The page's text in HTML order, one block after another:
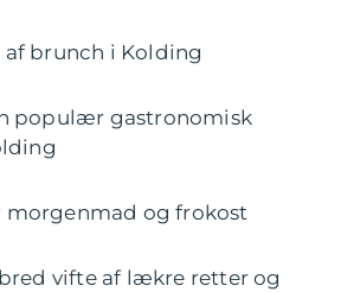
brunch i Kolding
populær gastronomisk
morgenmad og frokost
vifte af lækre retter og